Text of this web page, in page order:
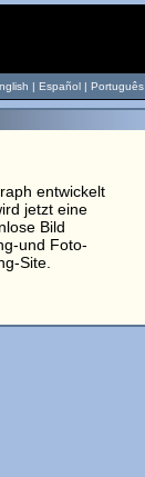
| Español | Português
entwickelt
jetzt eine
Bild
und Foto-
Site.